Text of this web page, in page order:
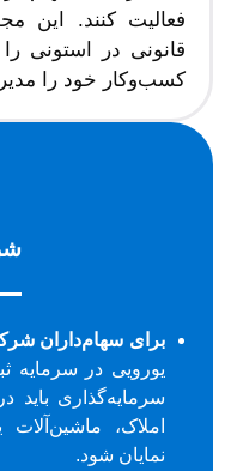
فعالیت کنند. این
قانونی در استونی
کسب‌وکار خود را
برای سهام‌داران
یورویی در سرمایه
سرمایه‌گذاری باید
املاک،
نمایان شود.